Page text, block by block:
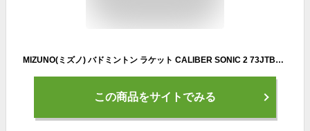
MIZUNO(ミズノ) バドミントン ラケット CALIBER SONIC 2 73JTB199 64:マゼンタ 4U6G
この商品をサイトでみる